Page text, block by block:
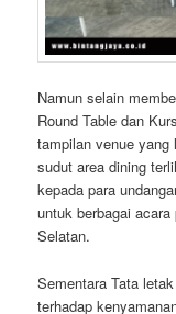
Namun selain
Round Table dan
tampilan venue
sudut area dining
kepada para
untuk berbagai
Selatan.
Sementara Tata
terhadap